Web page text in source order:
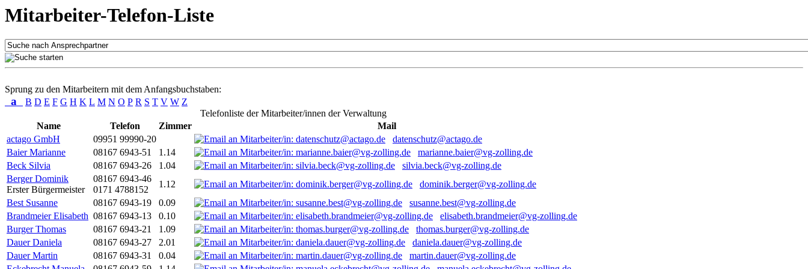
Mitarbeiter-Telefon-Liste
Sprung zu den Mitarbeitern mit dem Anfangsbuchstaben:
a B D E F G H K L M N O P R S T V W Z
Telefonliste der Mitarbeiter/innen der Verwaltung
Name
Telefon Zimmer
Mail
actago GmbH
09951 99990-20
datenschutz@actago.de
Baier Marianne
08167 6943-51 1.14
marianne.baier@vg-zolling.de
Beck Silvia
08167 6943-26 1.04
silvia.beck@vg-zolling.de
Berger Dominik
Erster Bürgermeister
08167 6943-46
0171 4788152
1.12
dominik.berger@vg-zolling.de
Best Susanne
08167 6943-19 0.09
susanne.best@vg-zolling.de
Brandmeier Elisabeth 08167 6943-13 0.10
elisabeth.brandmeier@vg-zolling.de
Burger Thomas
08167 6943-21 1.09
thomas.burger@vg-zolling.de
Dauer Daniela
08167 6943-27 2.01
daniela.dauer@vg-zolling.de
Dauer Martin
08167 6943-31 0.04
martin.dauer@vg-zolling.de